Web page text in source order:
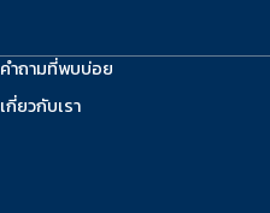
คำถามที่พบบ่อย
เกี่ยวกับเรา